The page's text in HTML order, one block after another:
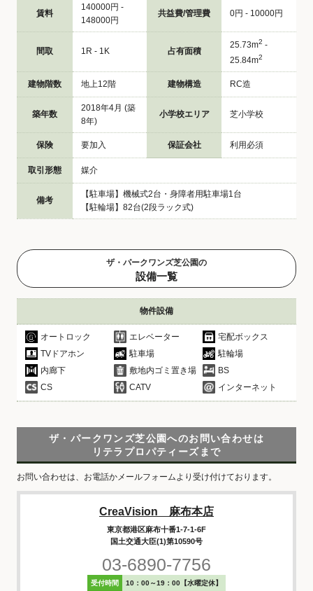
賃料
140000円 -
148000円
共益費/管理費 0円 - 10000円
間取 1R - 1K 占有面積
25.73m2 -
25.84m2
建物階数 地上12階 建物構造 RC造
築年数
2018年4月 (築
8年)
小学校エリア 芝小学校
保険 要加入 保証会社 利用必須
取引形態 媒介
備考
【駐車場】機械式2台・身障者用駐車場1台
【駐輪場】82台(2段ラック式)
ザ・パークワンズ芝公園の
設備一覧
物件設備
オートロック エレベーター
宅配ボックス
TVドアホン
駐車場
駐輪場
内廊下
敷地内ゴミ置き場
BS
CS
CATV インターネット
ザ・パークワンズ芝公園へのお問い合わせは
リテラプロパティーズまで
お問い合わせは、お電話かメールフォームより受け付けております。
CreaVision 麻布本店
東京都港区麻布十番1-7-1-6F
国土交通大臣(1)第10590号
03-6890-7756
受付時間 10：00～19：00【水曜定休】